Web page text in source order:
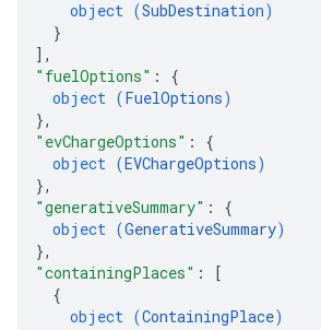
object (SubDestination)
}
] ,
"fuelOptions" : {
object (FuelOptions)
},
"evChargeOptions" : {
object (EVChargeOptions)
},
"generativeSummary" : {
object (GenerativeSummary)
},
"containingPlaces" :
[
{
object (ContainingPlace)